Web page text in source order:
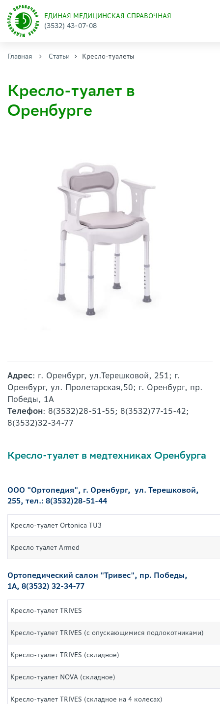
ЕДИНАЯ МЕДИЦИНСКАЯ СПРАВОЧНАЯ
(3532) 43-07-08
Главная Статьи Кресло-туалеты
Кресло-туалет в
Оренбурге
Адрес: г. Оренбург, ул.Терешковой, 251; г.
Оренбург, ул. Пролетарская,50; г. Оренбург, пр.
Победы, 1А
Телефон: 8(3532)28-51-55; 8(3532)77-15-42;
8(3532)32-34-77
Кресло-туалет в медтехниках Оренбурга
ООО "Ортопедия", г. Оренбург, ул. Терешковой,
255, тел.: 8(3532)28-51-44
Кресло-туалет Ortonica TU3
Кресло туалет Armed
Ортопедический салон "Тривес", пр. Победы,
1А, 8(3532) 32-34-77
Кресло-туалет TRIVES
Кресло-туалет TRIVES (с опускающимися подлокотниками)
Кресло-туалет TRIVES (складное)
Кресло-туалет NOVA (складное)
Кресло-туалет TRIVES (складное на 4 колесах)